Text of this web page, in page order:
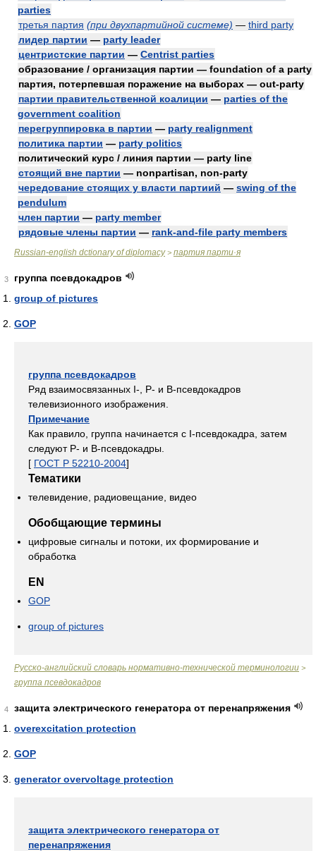
parties
третья партия (при двухпартийной системе) — third party
лидер партии — party leader
центристские партии — Centrist parties
образование / организация партии — foundation of a party
партия, потерпевшая поражение на выборах — out-party
партии правительственной коалиции — parties of the
government coalition
перегруппировка в партии — party realignment
политика партии — party politics
политический курс / линия партии — party line
стоящий вне партии — nonpartisan, non-party
чередование стоящих у власти партиий — swing of the
pendulum
член партии — party member
рядовые члены партии — rank-and-file party members
Russian-english dctionary of diplomacy> партия парти·я
3
группа псевдокадров
group of pictures
GOP
группа псевдокадров
Ряд взаимосвязанных I-, Р- и В-псевдокадров
телевизионного изображения.
Примечание
Как правило, группа начинается с I-псевдокадра, затем
следуют Р- и В-псевдокадры.
[ ГОСТ Р 52210-2004]
Тематики
телевидение, радиовещание, видео
Обобщающие термины
цифровые сигналы и потоки, их формирование и
обработка
EN
GOP
group of pictures
Русско-английский словарь нормативно-технической терминологии >
группа псевдокадров
4
защита электрического генератора от перенапряжения
overexcitation protection
GOP
generator overvoltage protection
защита электрического генератора от
перенапряжения